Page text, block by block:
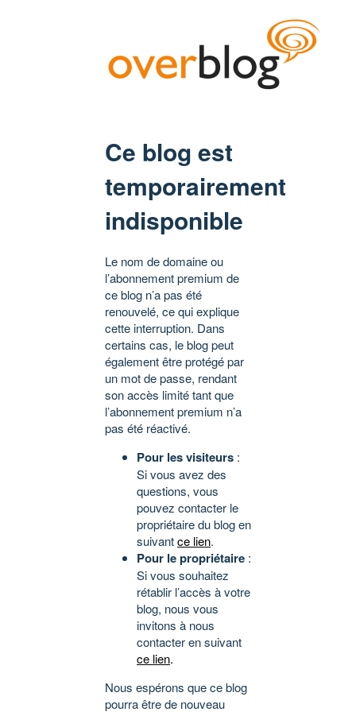
Ce blog est
temporairement
indisponible
Le nom de domaine ou
l’abonnement premium de
ce blog n’a pas été
renouvelé, ce qui explique
cette interruption. Dans
certains cas, le blog peut
également être protégé par
un mot de passe, rendant
son accès limité tant que
l’abonnement premium n’a
pas été réactivé.
Pour les visiteurs :
Si vous avez des
questions, vous
pouvez contacter le
propriétaire du blog en
suivantce lien.
Pour le propriétaire :
Si vous souhaitez
rétablir l’accès à votre
blog, nous vous
invitons à nous
contacter en suivant
ce lien.
Nous espérons que ce blog
pourra être de nouveau